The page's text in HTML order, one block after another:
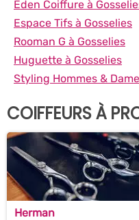
Eden Coiffure à
Espace Tifs à Gosselies
Rooman G à Gosselies
Huguette à Gosselies
Styling Hommes &
COIFFEURS À
Herman